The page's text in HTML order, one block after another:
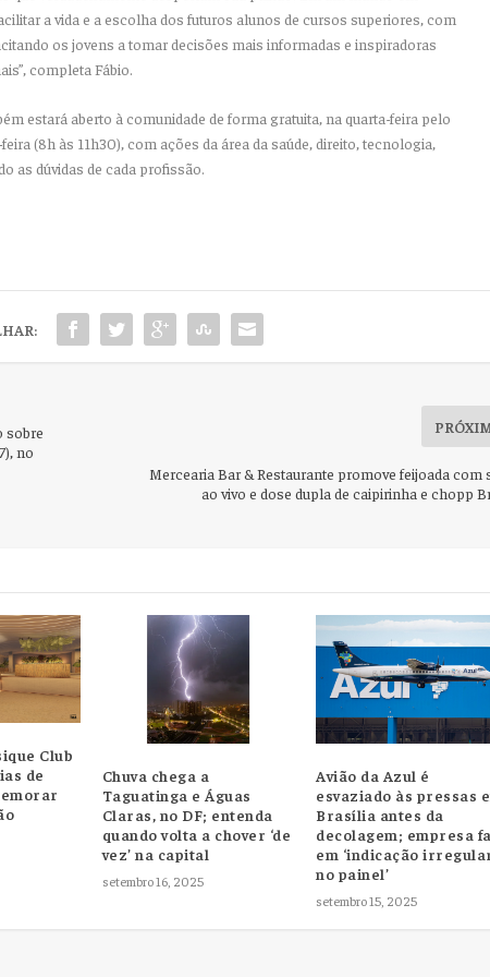
a vida e a escolha dos futuros alunos de cursos superiores, com
os jovens a tomar decisões mais informadas e inspiradoras
completa Fábio.
estará aberto à comunidade de forma gratuita, na quarta-feira pelo
(8h às 11h30), com ações da área da saúde, direito, tecnologia,
as dúvidas de cada profissão.
sobre
no
Mercearia Bar & Restaurante promove feijoada com
ao vivo e dose dupla de caipirinha e chopp
Club
de
Chuva chega a
Taguatinga e Águas
Claras, no DF; entenda
quando volta a chover ‘de
vez’ na capital
setembro 16, 2025
Avião da Azul é
esvaziado às pressas
Brasília antes da
decolagem; empresa
em ‘indicação
no painel’
setembro 15, 2025